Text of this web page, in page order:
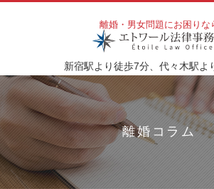
離婚・男女問題にお困りな
新宿駅より徒歩7分、代々木駅よ
離婚コラム